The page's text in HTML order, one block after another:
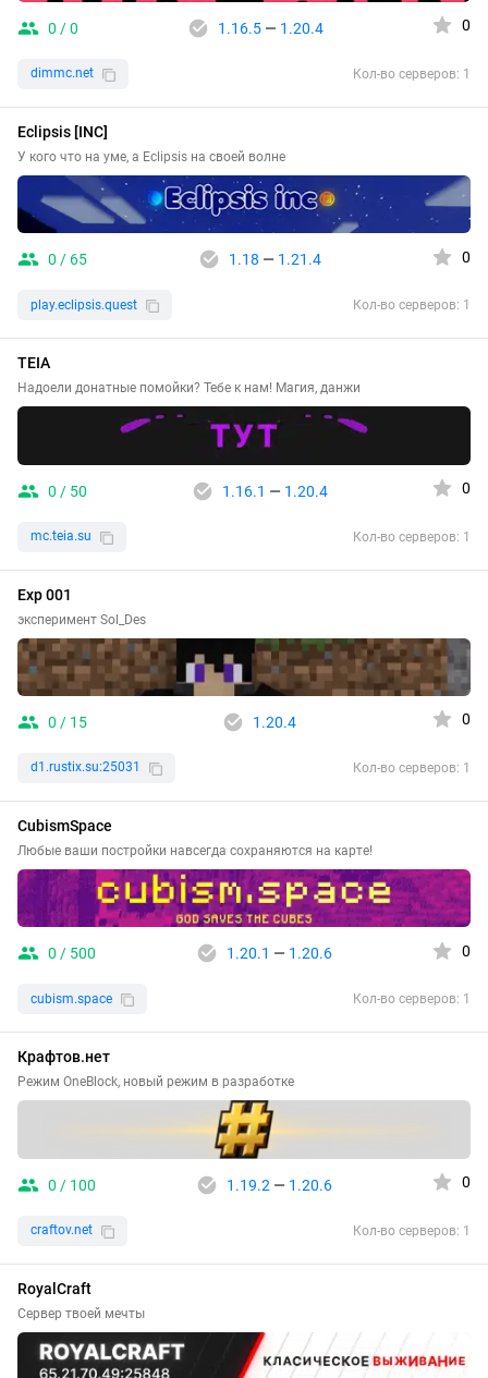
0 / 0 1.16.5— 1.20.4 0
dimmc.net Кол-во серверов: 1
Eclipsis [INC]
У кого что на уме, а Eclipsis на своей волне
0 / 65 1.18 — 1.21.4 0
play.eclipsis.quest Кол-во серверов: 1
TEIA
Надоели донатные помойки? Тебе к нам! Магия, данжи
0 / 50 1.16.1 — 1.20.4 0
mc.teia.su Кол-во серверов: 1
Exp 001
эксперимент Sol_Des
0 / 15 1.20.4 0
d1.rustix.su:25031 Кол-во серверов: 1
CubismSpace
Любые ваши постройки навсегда сохраняются на карте!
0 / 500 1.20.1 — 1.20.6 0
cubism.space Кол-во серверов: 1
Крафтов.нет
Режим OneBlock, новый режим в разработке
0 / 100 1.19.2 — 1.20.6 0
craftov.net Кол-во серверов: 1
RoyalCraft
Сервер твоей мечты